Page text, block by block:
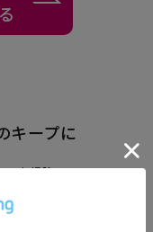
キープに
にお掃除！
ばすっきりきれい。